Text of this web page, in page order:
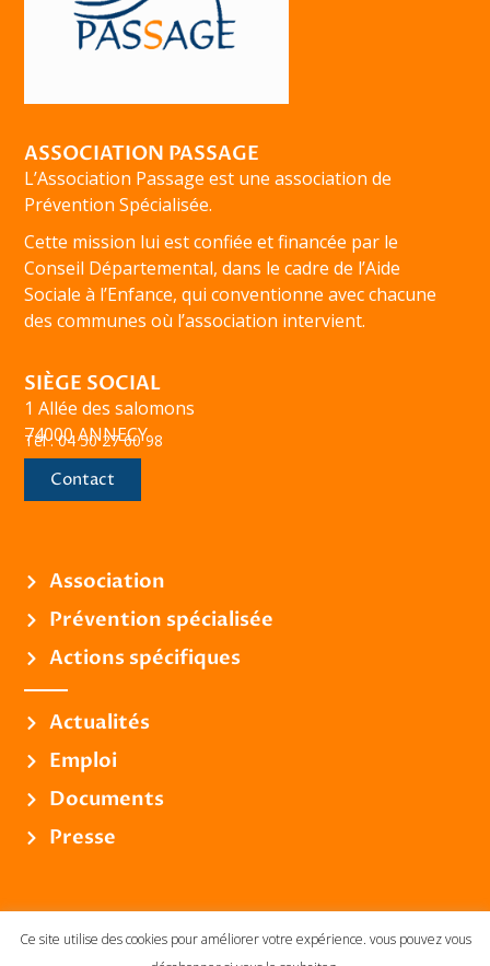
ASSOCIATION PASSAGE
L’Association Passage est une association de
Prévention Spécialisée.
Cette mission lui est confiée et financée par le
Conseil Départemental, dans le cadre de l’Aide
Sociale à l’Enfance, qui conventionne avec chacune
des communes où l’association intervient.
SIÈGE SOCIAL
1 Allée des salomons
74000 ANNECY
Tél : 04 50 27 60 98
Contact
Association
Prévention spécialisée
Actions spécifiques
Actualités
Emploi
Documents
Presse
Ce site utilise des cookies pour améliorer votre expérience. vous pouvez vous